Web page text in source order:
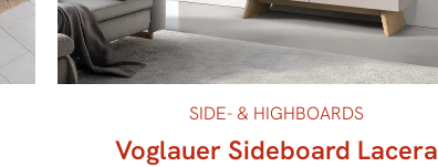
SIDE- & HIGHBOARDS
Voglauer Sideboard Lacera